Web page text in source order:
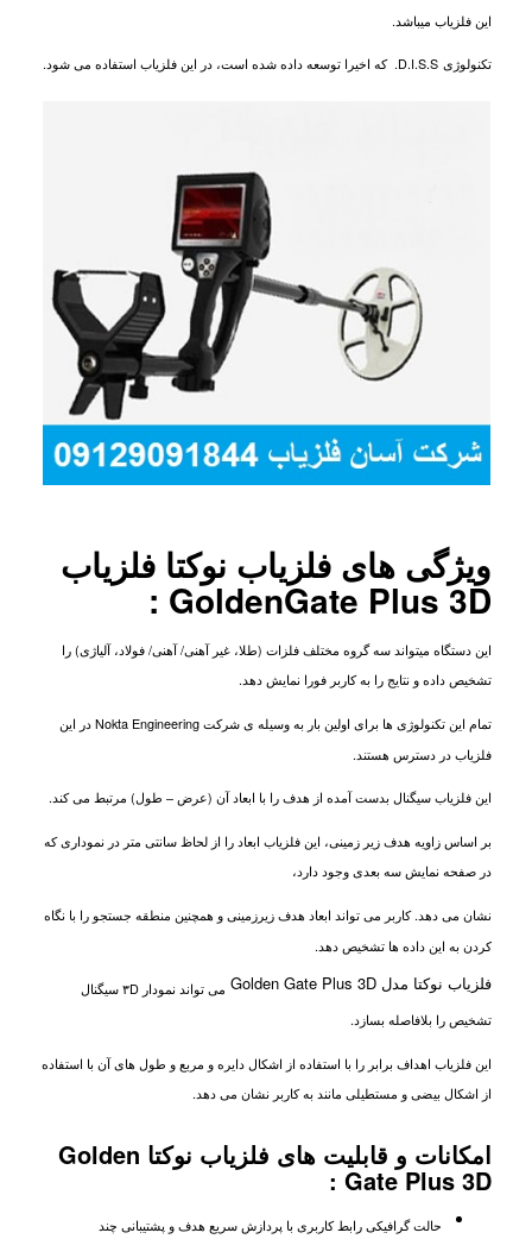
این فلزیاب میباشد.
تکنولوژی D.I.S.S. که اخیرا توسعه داده شده است، در این فلزیاب استفاده می شود.
ویژگی های فلزیاب نوکتا فلزیاب
GoldenGate Plus 3D :
این دستگاه میتواند سه گروه مختلف فلزات (طلا، غیر آهنی/ آهنی/ فولاد، آلیاژی) را
تشخیص داده و نتایج را به کاربر فورا نمایش دهد.
تمام این تکنولوژی ها برای اولین بار به وسیله ی شرکت Nokta Engineeringدر این
فلزیاب در دسترس هستند.
این فلزیاب سیگنال بدست آمده از هدف را با ابعاد آن (عرض – طول) مرتبط می کند.
بر اساس زاویه هدف زیر زمینی، این فلزیاب ابعاد را از لحاظ سانتی متر در نموداری که
در صفحه نمایش سه بعدی وجود دارد،
نشان می دهد. کاربر می تواند ابعاد هدف زیرزمینی و همچنین منطقه جستجو را با نگاه
کردن به این داده ها تشخیص دهد.
فلزیاب نوکتا مدل Golden Gate Plus 3D می تواند نمودار ۳ D سیگنال
تشخیص را بلافاصله بسازد.
این فلزیاب اهداف برابر را با استفاده از اشکال دایره و مربع و طول های آن با استفاده
از اشکال بیضی و مستطیلی مانند به کاربر نشان می دهد.
امکانات و قابلیت های فلزیاب نوکتا Golden
Gate Plus 3D :
حالت گرافیکی رابط کاربری با پردازش سریع هدف و پشتیبانی چند